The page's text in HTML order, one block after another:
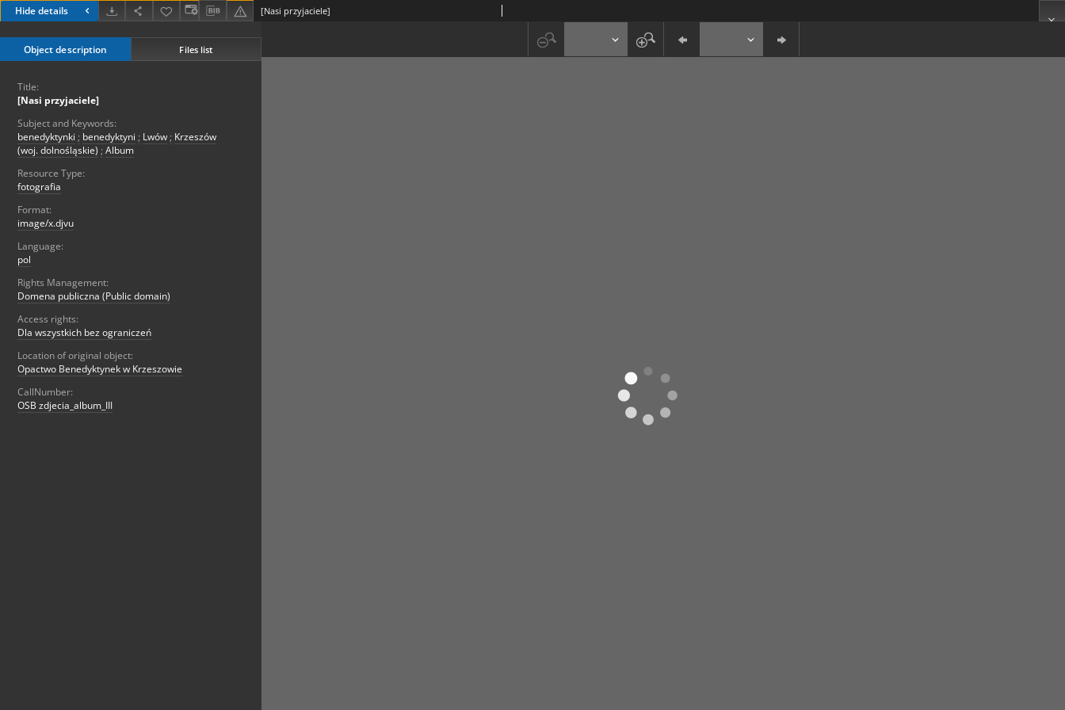
Hide details [Nasi przyjaciele]
Object description Files list
Title:
[Nasi przyjaciele]
Subject and Keywords:
benedyktynki ; benedyktyni ; Lwów ; Krzeszów
(woj. dolnośląskie) ; Album
Resource Type:
fotografia
Format:
image/x.djvu
Language:
pol
Rights Management:
Domena publiczna (Public domain)
Access rights:
Dla wszystkich bez ograniczeń
Location of original object:
Opactwo Benedyktynek w Krzeszowie
CallNumber:
OSB zdjecia_album_III